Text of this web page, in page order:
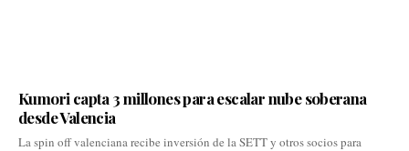
Kumori capta 3 millones para escalar nube soberana
desde Valencia
La spin off valenciana recibe inversión de la SETT y otros socios para